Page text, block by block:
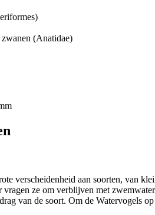
(Anatidae)
verscheidenheid aan soorten, van
vragen ze om verblijven met
van de soort. Om de Watervogels